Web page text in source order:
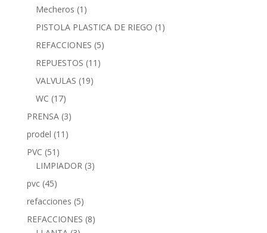
Mecheros (1)
PISTOLA PLASTICA DE RIEGO (1)
REFACCIONES (5)
REPUESTOS (11)
VALVULAS (19)
WC (17)
PRENSA (3)
prodel (11)
PVC (51)
LIMPIADOR (3)
pvc (45)
refacciones (5)
REFACCIONES (8)